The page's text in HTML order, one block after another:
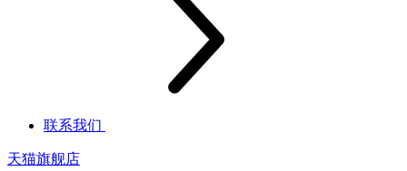
联系我们
天猫旗舰店